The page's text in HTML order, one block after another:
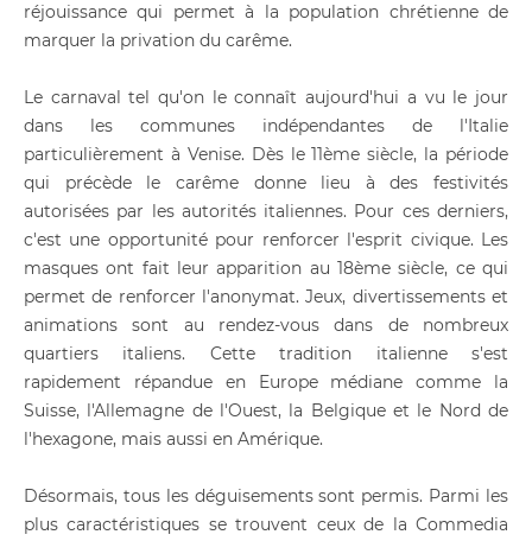
réjouissance qui permet à la population chrétienne de
marquer la privation du carême.
Le carnaval tel qu'on le connaît aujourd'hui a vu le jour
dans les communes indépendantes de l'Italie
particulièrement à Venise. Dès le 11ème siècle, la période
qui précède le carême donne lieu à des festivités
autorisées par les autorités italiennes. Pour ces derniers,
c'est une opportunité pour renforcer l'esprit civique. Les
masques ont fait leur apparition au 18ème siècle, ce qui
permet de renforcer l'anonymat. Jeux, divertissements et
animations sont au rendez-vous dans de nombreux
quartiers italiens. Cette tradition italienne s'est
rapidement répandue en Europe médiane comme la
Suisse, l'Allemagne de l'Ouest, la Belgique et le Nord de
l'hexagone, mais aussi en Amérique.
Désormais, tous les déguisements sont permis. Parmi les
plus caractéristiques se trouvent ceux de la Commedia